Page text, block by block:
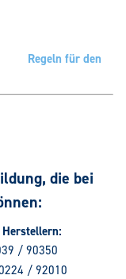
Regeln für den
die bei
/ 90350
/ 92010